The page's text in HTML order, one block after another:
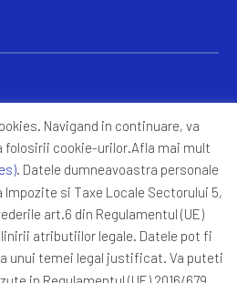
Navigand in continuare, va
folosirii cookie-urilor.Afla mai mult
. Datele dumneavoastra personale
si Taxe Locale Sectorului 5,
art.6 din Regulamentul (UE)
atributiilor legale. Datele pot fi
unui temei legal justificat. Va puteti